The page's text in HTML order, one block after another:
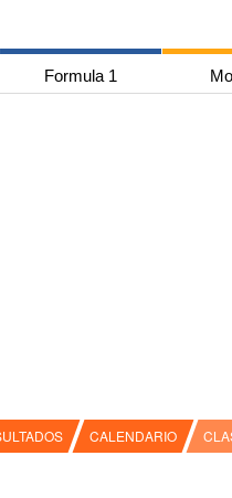
Formula 1
CALENDARIO